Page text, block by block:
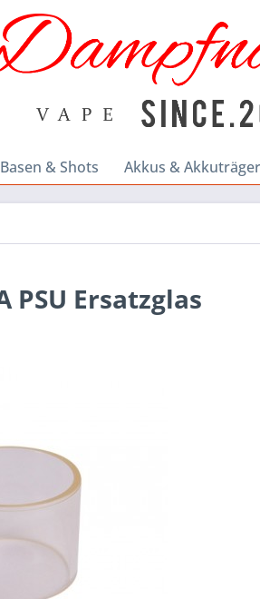
Basen & Shots Akkus & Akkuträger
PSU Ersatzglas